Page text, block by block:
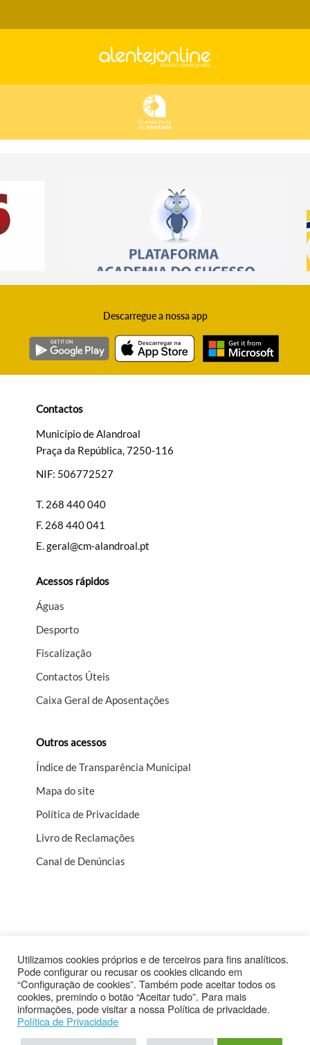
Descarregue a nossa app
Contactos
Município de Alandroal
Praça da República, 7250-116
NIF: 506772527
T. 268 440 040
F. 268 440 041
E.geral@cm-alandroal.pt
Acessos rápidos
Águas
Desporto
Fiscalização
Contactos Úteis
Caixa Geral de Aposentações
Outros acessos
Índice de Transparência Municipal
Mapa do site
Política de Privacidade
Livro de Reclamações
Canal de Denúncias
Cofinanciado por
Utilizamos cookies próprios e de terceiros para fins analíticos.
Pode configurar ou recusar os cookies clicando em
“Configuração de cookies”. Também pode aceitar todos os
cookies, premindo o botão “Aceitar tudo”. Para mais
informações, pode visitar a nossa Política de privacidade.
Política de Privacidade